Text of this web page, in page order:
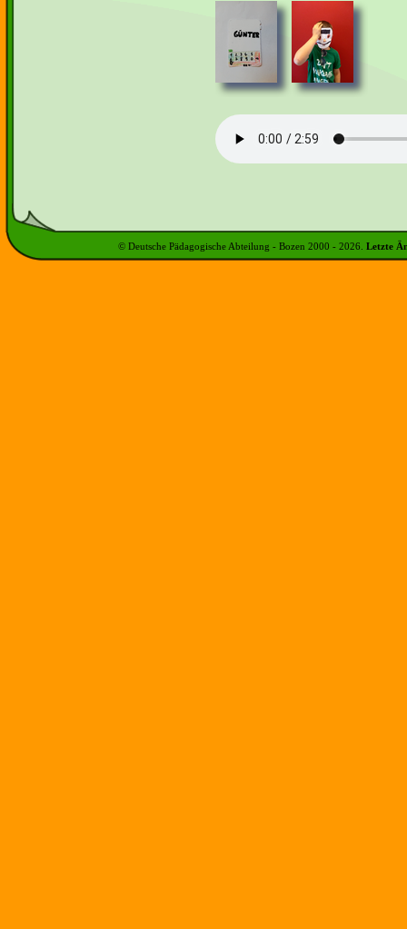
© Deutsche Pädagogische Abteilung - Bozen 2000 - 2026 Letzte